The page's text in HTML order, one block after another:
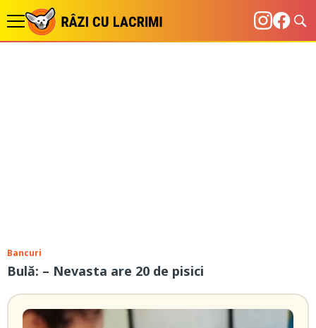
Bancuri
Bulă: – Nevasta are 20 de pisici